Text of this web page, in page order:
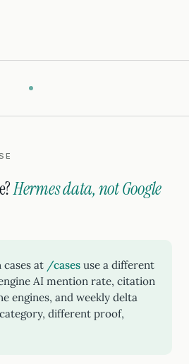
Hermes data, not Google
cases at /cases use a different
AI mention rate, citation
engines, and weekly delta
different proof,